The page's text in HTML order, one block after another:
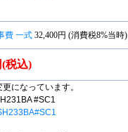
費 一式 32,400円 (消費税8%当時)
(税込)
になっています。
#SC1